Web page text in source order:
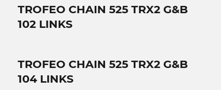
TROFEO CHAIN 525 TRX2 G&B
102 LINKS
TROFEO CHAIN 525 TRX2 G&B
104 LINKS